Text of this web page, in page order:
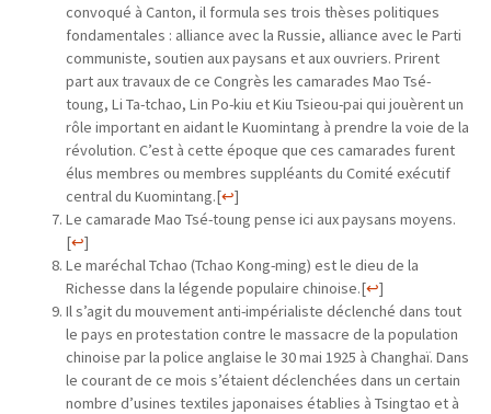
convoqué à Canton, il formula ses trois thèses politiques
fondamentales : alliance avec la Russie, alliance avec le Parti
communiste, soutien aux paysans et aux ouvriers. Prirent
part aux travaux de ce Congrès les camarades Mao Tsé-
toung, Li Ta-tchao, Lin Po-kiu et Kiu Tsieou-pai qui jouèrent un
rôle important en aidant le Kuomintang à prendre la voie de la
révolution. C’est à cette époque que ces camarades furent
élus membres ou membres suppléants du Comité exécutif
central du Kuomintang.[↩]
Le camarade Mao Tsé-toung pense ici aux paysans moyens.
[↩]
Le maréchal Tchao (Tchao Kong-ming) est le dieu de la
Richesse dans la légende populaire chinoise.[↩]
Il s’agit du mouvement anti-impérialiste déclenché dans tout
le pays en protestation contre le massacre de la population
chinoise par la police anglaise le 30 mai 1925 à Changhaï. Dans
le courant de ce mois s’étaient déclenchées dans un certain
nombre d’usines textiles japonaises établies à Tsingtao et à